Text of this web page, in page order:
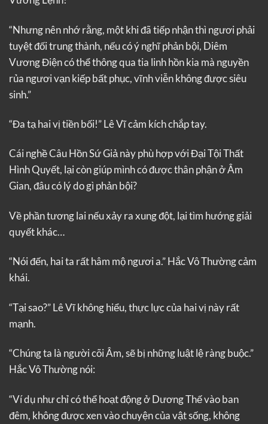
“Nhưng nên nhớ rằng, một khi đã tiếp nhận thì ngươi phải
tuyệt đối trung thành, nếu có ý nghĩ phản bội, Diêm
Vương Điện có thể thông qua tia linh hồn kia mà nguyền
rủa ngươi vạn kiếp bất phục, vĩnh viễn không được siêu
sinh.”
“Đa tạ hai vị tiền bối!” Lê Vĩ cảm kích chắp tay.
Cái nghề Câu Hồn Sứ Giả này phù hợp với Đại Tội Thất
Hình Quyết, lại còn giúp mình có được thân phận ở Âm
Gian, đâu có lý do gì phản bội?
Về phần tương lai nếu xảy ra xung đột, lại tìm hướng giải
quyết khác…
“Nói đến, hai ta rất hâm mộ ngươi a.” Hắc Vô Thường cảm
khái.
“Tại sao?” Lê Vĩ không hiểu, thực lực của hai vị này rất
mạnh.
“Chúng ta là người cõi Âm, sẽ bị những luật lệ ràng buộc.”
Hắc Vô Thường nói:
“Ví dụ như chỉ có thể hoạt động ở Dương Thế vào ban
đêm, không được xen vào chuyện của vật sống, không